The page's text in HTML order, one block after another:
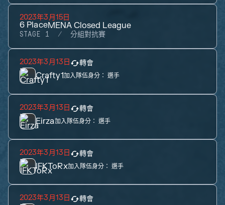
2023年3月15日
6 PlaceMENA Closed League
STAGE 1 分組對抗賽
2023年3月13日 轉會
Crafty1加入隊伍身分： 選手
2023年3月13日 轉會
Eirza加入隊伍身分： 選手
2023年3月13日 轉會
IFKToRx加入隊伍身分： 選手
2023年3月13日 轉會